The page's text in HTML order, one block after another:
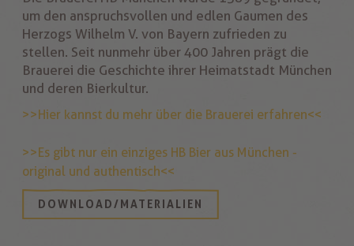
um den anspruchsvollen und edlen Gaumen des
Herzogs Wilhelm V. von Bayern zufrieden zu
stellen. Seit nunmehr über 400 Jahren prägt die
Brauerei die Geschichte ihrer Heimatstadt München
und deren Bierkultur.
>>Hier kannst du mehr über die Brauerei erfahren<<
>>Es gibt nur ein einziges HB Bier aus München -
original und authentisch<<
DOWNLOAD/MATERIALIEN